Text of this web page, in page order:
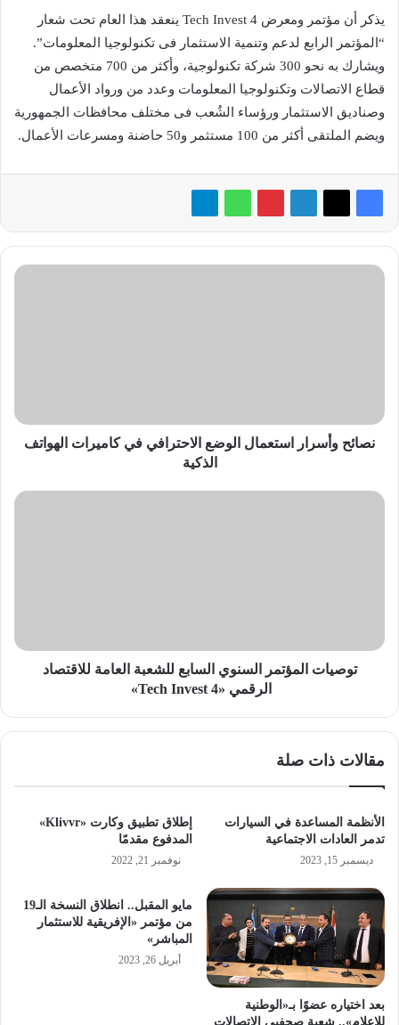
يذكر أن مؤتمر ومعرض 4 Tech Invest ينعقد هذا العام تحت شعار
“المؤتمر الرابع لدعم وتنمية الاستثمار فى تكنولوجيا المعلومات”.
ويشارك به نحو 300 شركة تكنولوجية، وأكثر من 700 متخصص من
قطاع الاتصالات وتكنولوجيا المعلومات وعدد من ورواد الأعمال
وصناديق الاستثمار ورؤساء الشُعب فى مختلف محافظات الجمهورية
ويضم الملتقى أكثر من 100 مستثمر و50 حاضنة ومسرعات الأعمال.
نصائح
الذكية
نصائح وأسرار استعمال الوضع الاحترافي في كاميرات الهواتف
الذكية
توصيات
«Tech
Investتوصيات المؤتمر السنوي السابع للشعبة العامة للاقتصاد
الرقمي «Tech Invest 4»
مقالات ذات صلة
الأنظمة المساعدة في السيارات
تدمر العادات الاجتماعية
ديسمبر 15, 2023
إطلاق تطبيق وكارت «Klivvr»
المدفوع مقدمًا
نوفمبر 21, 2022
بعد اختياره عضوًا بـ«الوطنية
للإعلام».. شعبة صحفيي الاتصالات
مايو المقبل.. انطلاق النسخة الـ19
من مؤتمر «الإفريقية للاستثمار
المباشر»
أبريل 26, 2023